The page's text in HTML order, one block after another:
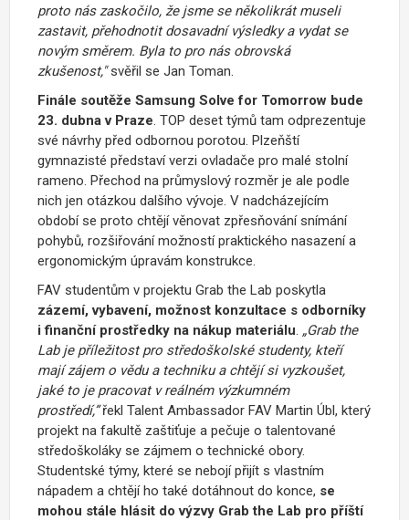
proto nás zaskočilo, že jsme se několikrát museli
zastavit, přehodnotit dosavadní výsledky a vydat se
novým směrem. Byla to pro nás obrovská
zkušenost,"svěřil se Jan Toman.
Finále soutěže Samsung Solve for Tomorrow bude
23. dubna v Praze. TOP deset týmů tam odprezentuje
své návrhy před odbornou porotou. Plzeňští
gymnazisté představí verzi ovladače pro malé stolní
rameno. Přechod na průmyslový rozměr je ale podle
nich jen otázkou dalšího vývoje. V nadcházejícím
období se proto chtějí věnovat zpřesňování snímání
pohybů, rozšiřování možností praktického nasazení a
ergonomickým úpravám konstrukce.
FAV studentům v projektu Grab the Lab poskytla
zázemí, vybavení, možnost konzultace s odborníky
i finanční prostředky na nákup materiálu. „Grab the
Lab je příležitost pro středoškolské studenty, kteří
mají zájem o vědu a techniku a chtějí si vyzkoušet,
jaké to je pracovat v reálném výzkumném
prostředí,”řekl Talent Ambassador FAV Martin Úbl, který
projekt na fakultě zaštiťuje a pečuje o talentované
středoškoláky se zájmem o technické obory.
Studentské týmy, které se nebojí přijít s vlastním
nápadem a chtějí ho také dotáhnout do konce, se
mohou stále hlásit do výzvy Grab the Lab pro příští